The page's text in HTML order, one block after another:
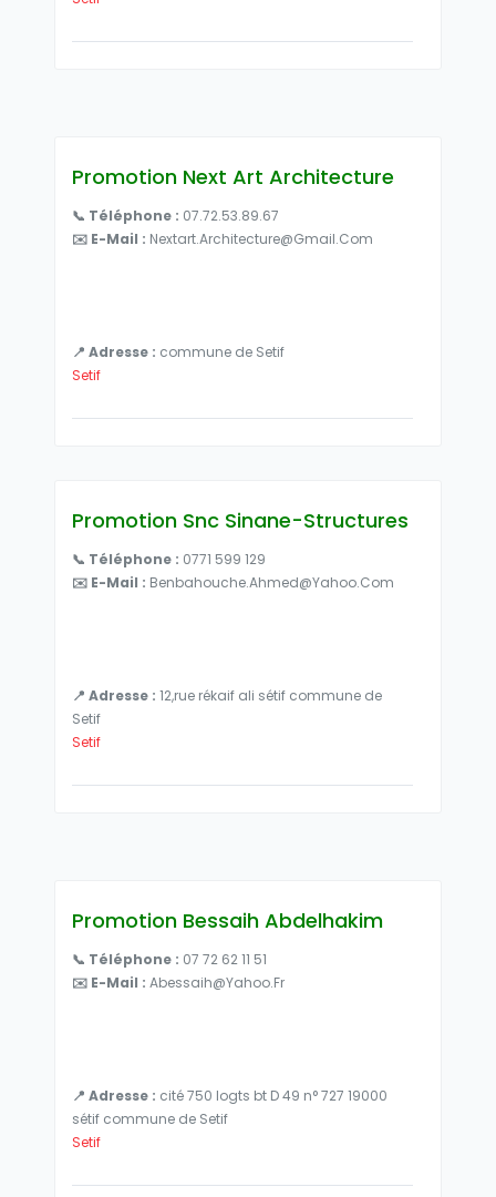
Promotion Next Art Architecture
📞 Téléphone : 07.72.53.89.67
✉️ E-Mail : Nextart.architecture@gmail.com
📍 Adresse : commune de Setif
Setif
Promotion Snc Sinane-Structures
📞 Téléphone : 0771 599 129
✉️ E-Mail : Benbahouche.ahmed@yahoo.com
📍 Adresse : 12,rue rékaif ali sétif commune de
Setif
Setif
Promotion Bessaih Abdelhakim
📞 Téléphone : 07 72 62 11 51
✉️ E-Mail : Abessaih@yahoo.fr
📍 Adresse : cité 750 logts bt D 49 n° 727 19000
sétif commune de Setif
Setif